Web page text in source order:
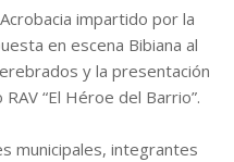
impartido por la
en escena Bibiana al
y la presentación
“El Héroe del Barrio”.
municipales, integrantes